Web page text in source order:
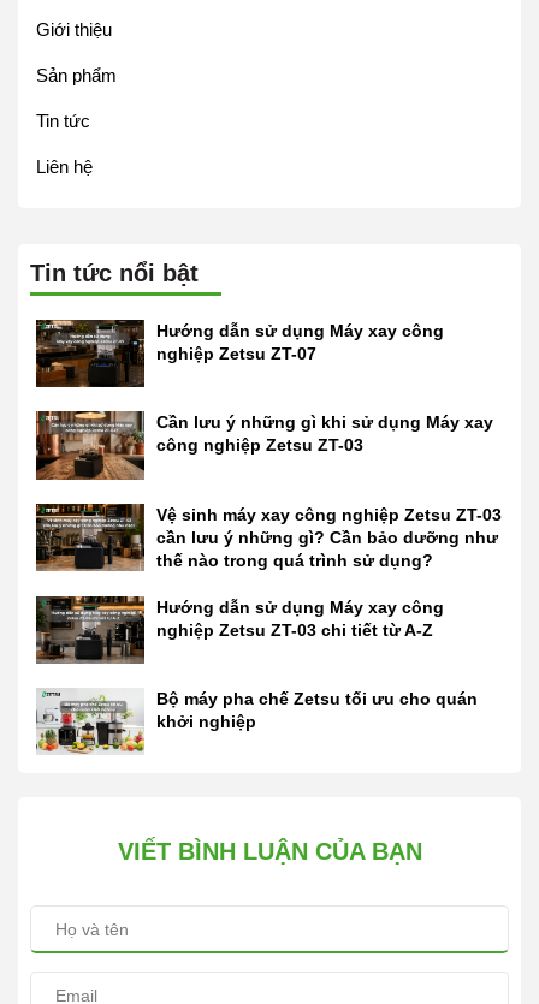
Giới thiệu
Sản phẩm
Tin tức
Liên hệ
Tin tức nổi bật
Hướng dẫn sử dụng Máy xay công
nghiệp Zetsu ZT-07
Cần lưu ý những gì khi sử dụng Máy xay
công nghiệp Zetsu ZT-03
Vệ sinh máy xay công nghiệp Zetsu ZT-03
cần lưu ý những gì? Cần bảo dưỡng như
thế nào trong quá trình sử dụng?
Hướng dẫn sử dụng Máy xay công
nghiệp Zetsu ZT-03 chi tiết từ A-Z
Bộ máy pha chế Zetsu tối ưu cho quán
khởi nghiệp
VIẾT BÌNH LUẬN CỦA BẠN